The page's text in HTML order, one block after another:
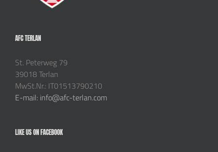
AFC TERLAN
St. Peterweg 79
39018 Terlan
MwSt.Nr.: IT01513790210
E-mail: info@afc-terlan.com
LIKE US ON FACEBOOK